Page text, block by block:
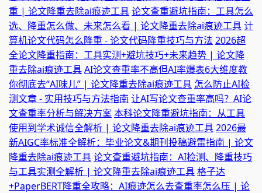
重 | 论文降重去除ai痕迹工具论文查重避坑指南：工具怎么
选、降重怎么做、未来怎么看 | 论文降重去除ai痕迹工具计
算机论文代码怎么降重 - 论文代码降重技巧与方法 2026超
全论文降重指南：工具实测+避坑技巧+未来趋势 | 论文降
重去除ai痕迹工具AI论文查重率不高但AI率爆表6大维度教
你彻底去“AI味儿” | 论文降重去除ai痕迹工具 怎么防止AI检
测文章 - 实用技巧与方法指南 让AI写论文查重率高吗？AI论
文查重率分析与解决方案本科论文降重避坑指南：从工具
使用到学术诚信全解析 | 论文降重去除ai痕迹工具2026最
新AIGC率标准全解析：毕业论文&期刊投稿避雷指南 | 论文
降重去除ai痕迹工具论文查重避坑指南：AI检测、降重技巧
与工具实测全解析 | 论文降重去除ai痕迹工具格子达
+PaperBERT降重全攻略：AI痕迹怎么去查重率怎么压 | 论